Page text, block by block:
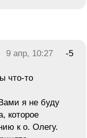
9 апр, 10:27 -5
что-то
я не буду
которое
к о. Олегу.